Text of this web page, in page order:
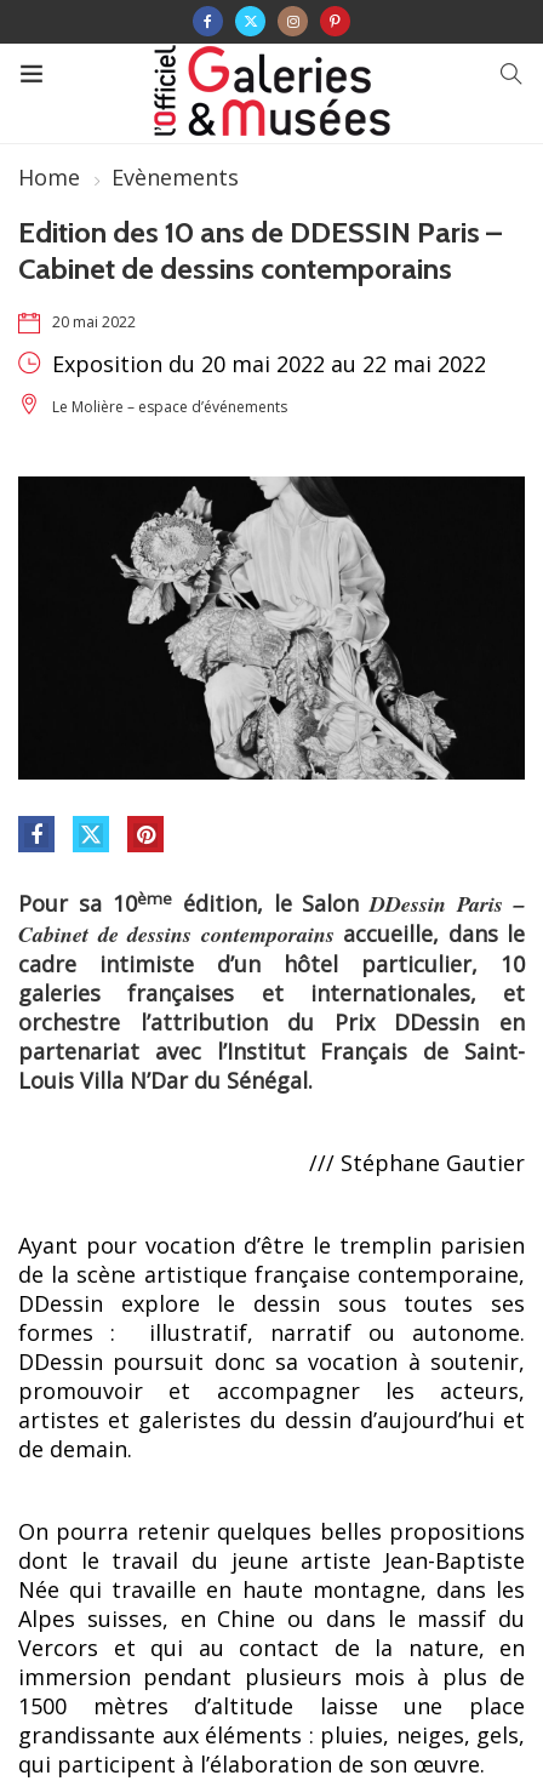
Home Evènements
Edition des 10 ans de DDESSIN Paris –
Cabinet de dessins contemporains
20 mai 2022
Exposition du 20 mai 2022 au 22 mai 2022
Le Molière – espace d’événements
Pour sa 10èmeédition, le SalonDDessin Paris –
Cabinet de dessins contemporains accueille, dans le
cadre intimiste d’un hôtel particulier, 10
galeries françaises et internationales, et
orchestre l’attribution du Prix DDessin en
partenariat avec l’Institut Français de Saint-
Louis Villa N’Dar du Sénégal.
/// Stéphane Gautier
Ayant pour vocation d’être le tremplin parisien
de la scène artistique française contemporaine,
DDessin explore le dessin sous toutes ses
formes : illustratif, narratif ou autonome.
DDessin poursuit donc sa vocation à soutenir,
promouvoir et accompagner les acteurs,
artistes et galeristes du dessin d’aujourd’hui et
de demain.
On pourra retenir quelques belles propositions
dont le travail du jeune artiste Jean-Baptiste
Née qui travaille en haute montagne, dans les
Alpes suisses, en Chine ou dans le massif du
Vercors et qui au contact de la nature, en
immersion pendant plusieurs mois à plus de
1500 mètres d’altitude laisse une place
grandissante aux éléments : pluies, neiges, gels,
qui participent à l’élaboration de son œuvre.